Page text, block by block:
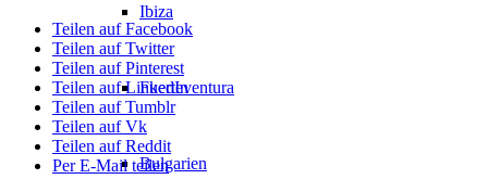
Ibiza
Fuerteventura
Bulgarien
Teilen auf Facebook
Teilen auf Twitter
Teilen auf Pinterest
Teilen auf LinkedIn
Teilen auf Tumblr
Teilen auf Vk
Teilen auf Reddit
Per E-Mail teilen